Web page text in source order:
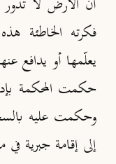
فكرته الخاطئة
يعلّمها أو يدافع
حكمت المحكمة
وحكمت عليه
إلى إقامة جبرية